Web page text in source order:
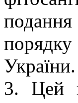
порядку
України.
3. Цей